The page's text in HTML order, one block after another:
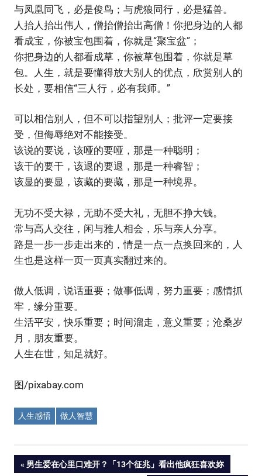
与凤凰同飞，必是俊鸟；与虎狼同行，必是猛兽。
人抬人抬出伟人，僧抬僧抬出高僧！你把身边的人都
看成宝，你被宝包围着，你就是“聚宝盆”；
你把身边的人都看成草，你被草包围着，你就是草
包。人生，就是要懂得放大别人的优点，欣赏别人的
长处，要相信“三人行，必有我师。”
可以相信别人，但不可以指望别人；批评一定要接
受，但侮辱绝对不能接受。
该说的要说，该哑的要哑，那是一种聪明；
该干的要干，该退的要退，那是一种睿智；
该显的要显，该藏的要藏，那是一种境界。
无功不受大禄，无助不受大礼，无胆不挣大钱。
常与高人交往，闲与雅人相会，乐与亲人分享。
路是一步一步走出来的，情是一点一点换回来的，人
生也是这样一页一页真实翻过来的。
做人低调，说话重要；做事低调，努力重要；感情抓
牢，缘分重要。
生活平安，快乐重要；时间溜走，意义重要；沧桑岁
月，朋友重要。
人生在世，知足就好。
图/pixabay.com
人生感悟 做人智慧
Post
PREVIOUS
男生爱在心里口难开？「13个征兆」看出他疯狂喜欢妳